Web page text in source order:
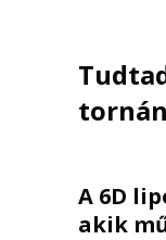
A 6D
akik